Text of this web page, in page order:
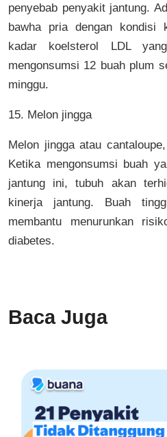
penyebab penyakit jantung.
bawha pria dengan kondisi
kadar koelsterol LDL
mengonsumsi 12 buah plum
minggu.
15. Melon jingga
Melon jingga atau
Ketika mengonsumsi buah
jantung ini, tubuh akan
kinerja jantung. Buah
membantu menurunkan
diabetes.
Baca Juga